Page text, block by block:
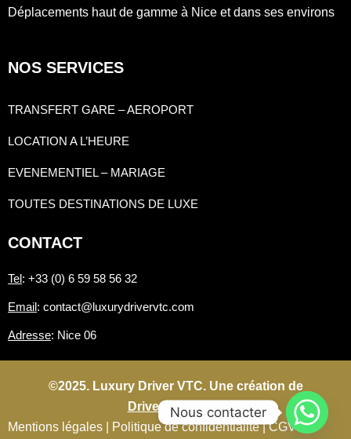
Déplacements haut de gamme à Nice et dans ses environs
NOS SERVICES
TRANSFERT GARE – AEROPORT
LOCATION A L’HEURE
EVENEMENTIEL – MARIAGE
TOUTES DESTINATIONS DE LUXE
CONTACT
Tel : +33 (0) 6 59 58 56 32
Email : contact@luxurydrivervtc.com
Adresse: Nice 06
©2025. Luxury Driver VTC. Une création de
Driverconnect.fr
Mentions légales |
Politique de confidentialité | CGV
Nous contacter